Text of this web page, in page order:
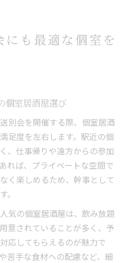
も最適な個室を
個室居酒屋選び
別会を開催する際、個室居酒
足度を左右します。駅近の個
、仕事帰りや遠方からの参加
れば、プライベートな空間で
く楽しめるため、幹事として
。
気の個室居酒屋は、飲み放題
意されていることが多く、予
応してもらえるのが魅力で
苦手な食材への配慮など、細